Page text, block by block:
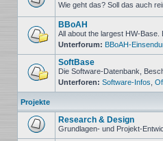
ungelesenen
Beiträge
Wie geht das? Soll das auch
Keine
ungelesenen
Beiträge
BBoAH
All about the largest HW-Base.
Unterforum: BBoAH-
Keine
ungelesenen
SoftBase
Die Software-Datenbank,
Unterforen: Software-Infos
Projekte
Research & Design
Grundlagen- und Projekt-